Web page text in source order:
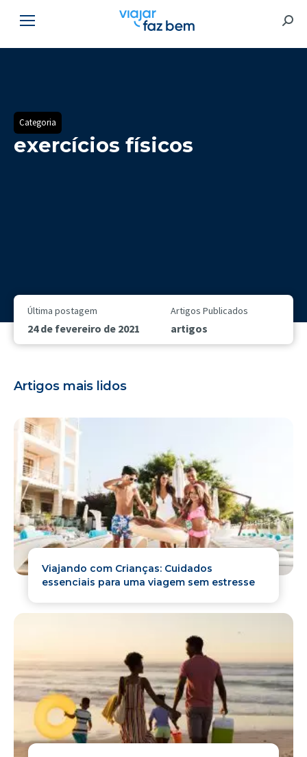
Categoria
exercícios físicos
Última postagem
24 de fevereiro de 2021
Artigos Publicados
artigos
Artigos mais lidos
Viajando com Crianças: Cuidados
essenciais para uma viagem sem estresse